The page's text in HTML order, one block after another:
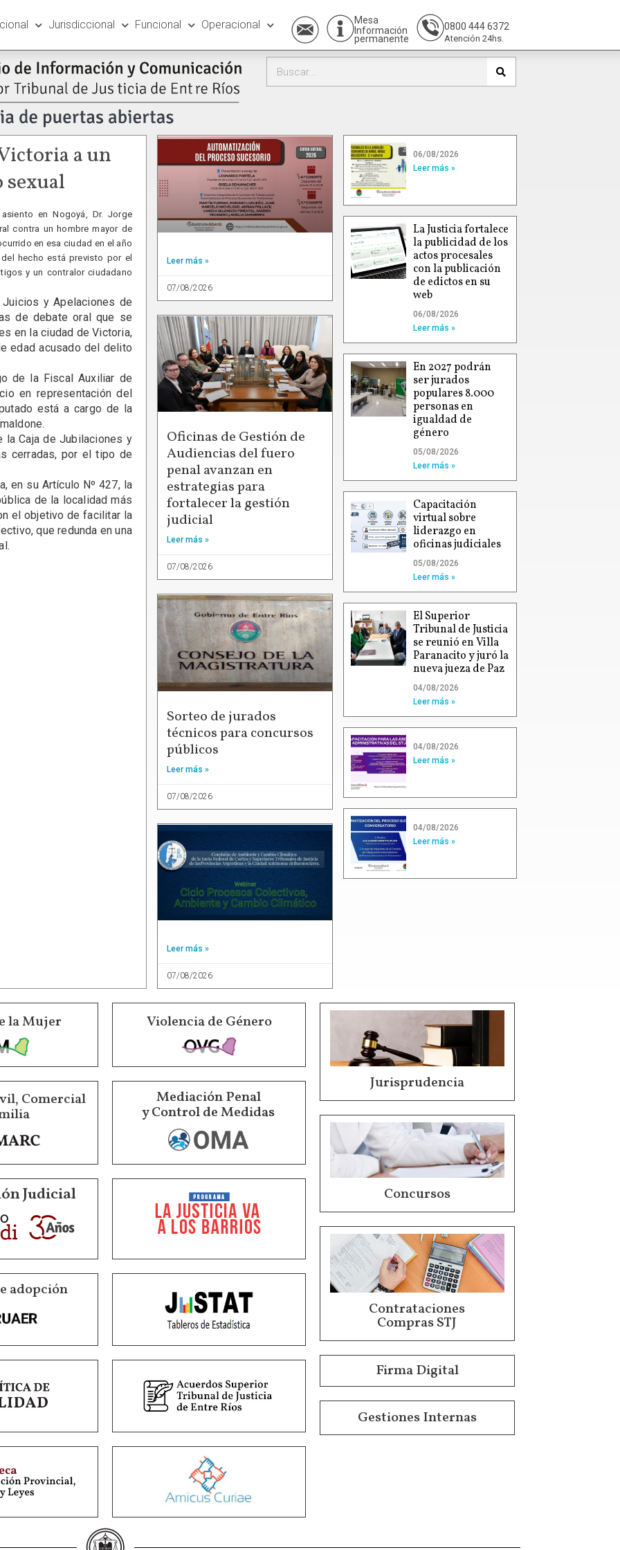
Jurisdiccional Funcional Operacional
Mesa
Información
permanente
0800 444 6372
Atención 24hs.
a un
sexual
en Nogoyá, Dr. Jorge
contra un hombre mayor de
en esa ciudad en el año
hecho está previsto por el
y un contralor ciudadano
y Apelaciones de
de debate oral que se
en la ciudad de Victoria,
edad acusado del delito
la Fiscal Auxiliar de
en representación del
está a cargo de la
Caja de Jubilaciones y
cerradas, por el tipo de
su Artículo Nº 427, la
de la localidad más
el objetivo de facilitar la
que redunda en una
Leer más »
07/08/2026
Oficinas de Gestión de
Audiencias del fuero
penal avanzan en
estrategias para
fortalecer la gestión
judicial
Leer más »
07/08/2026
Sorteo de jurados
técnicos para concursos
públicos
Leer más »
07/08/2026
Leer más »
07/08/2026
06/08/2026
Leer más »
La Justicia fortalece
la publicidad de los
actos procesales
con la publicación
de edictos en su
web
06/08/2026
Leer más »
En 2027 podrán
ser jurados
populares 8.000
personas en
igualdad de
género
05/08/2026
Leer más »
Capacitación
virtual sobre
liderazgo en
oficinas judiciales
05/08/2026
Leer más »
El Superior
Tribunal de Justicia
se reunió en Villa
Paranacito y juró la
nueva jueza de Paz
04/08/2026
Leer más »
04/08/2026
Leer más »
04/08/2026
Leer más »
la Mujer Violencia de Género
Comercial Mediación Penal
y Control de Medidas
Judicial
adopción
Jurisprudencia
Concursos
Contrataciones
Compras STJ
Firma Digital
Gestiones Internas